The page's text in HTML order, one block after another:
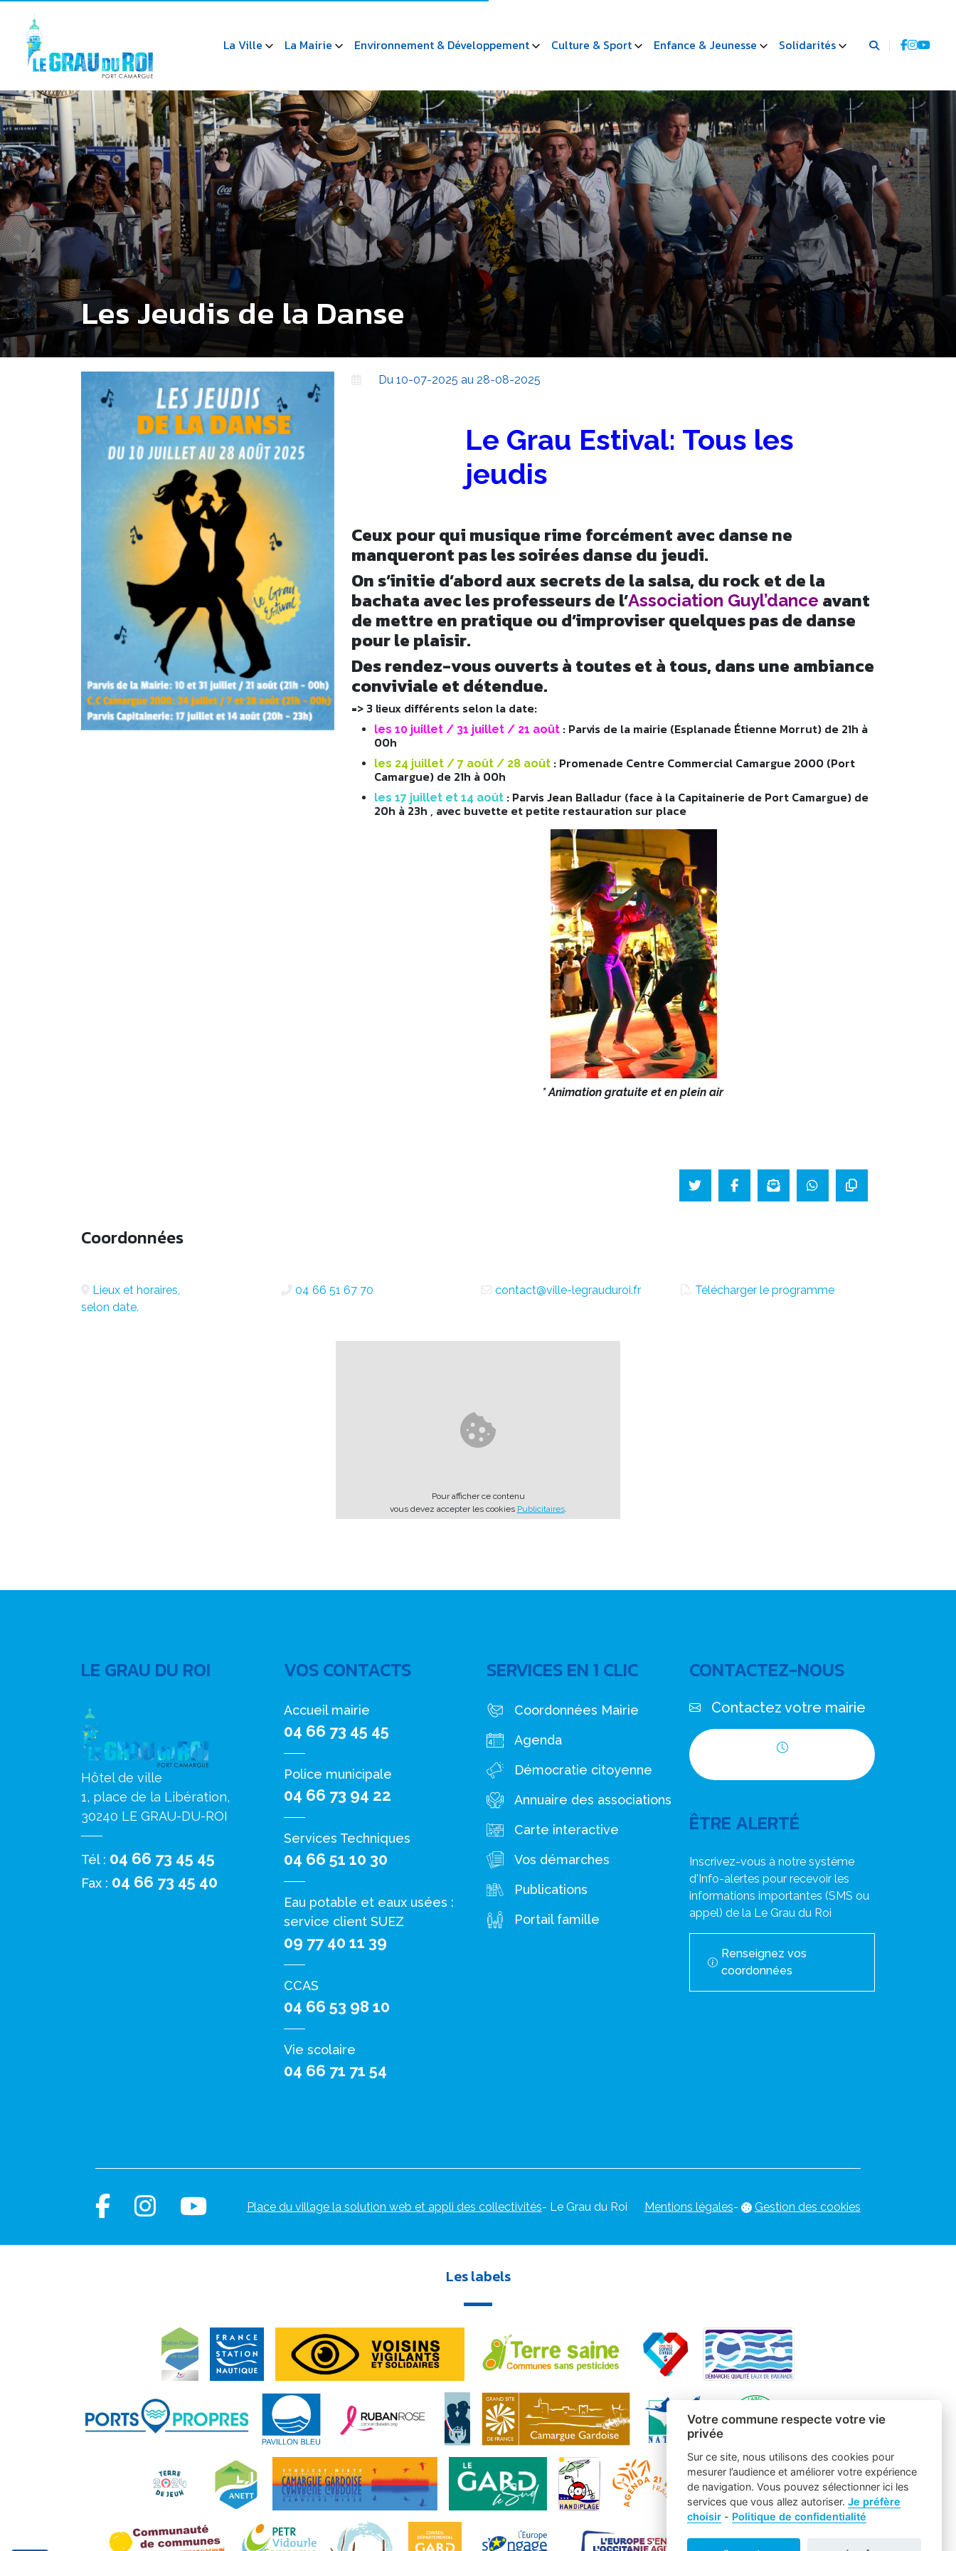
La Ville La Mairie Environnement & Développement Culture & Sport Enfance & Jeunesse Solidarités
Les Jeudis de la Danse
Du 10-07-2025 au 28-08-2025
Le Grau Estival: Tous les
jeudis
Ceux pour qui musique rime forcément avec danse ne
manqueront pas les soirées danse du jeudi.
On s’initie d’abord aux secrets de la salsa, du rock et de la
bachata avec les professeurs de l’Association Guyl’dance avant
de mettre en pratique ou d’improviser quelques pas de danse
pour le plaisir.
Des rendez-vous ouverts à toutes et à tous, dans une ambiance
conviviale et détendue.
=> 3 lieux différents selon la date:
les 10 juillet / 31 juillet / 21 août: Parvis de la mairie (Esplanade Étienne Morrut) de 21h à
00h
les 24 juillet / 7 août / 28 août: Promenade Centre Commercial Camargue 2000 (Port
Camargue) de 21h à 00h
les 17 juillet et 14 août : Parvis Jean Balladur (face à la Capitainerie de Port Camargue) de
20h à 23h , avec buvette et petite restauration sur place
* Animation gratuite et en plein air
Coordonnées
Lieux et horaires,
selon date.
04 66 51 67 70 contact@ville-legrauduroi.fr Télécharger le programme
Pour afficher ce contenu
vous devez accepter les cookies Publicitaires.
LE GRAU DU ROI
Hôtel de ville
1, place de la Libération,
30240 LE GRAU-DU-ROI
Tél : 04 66 73 45 45
Fax : 04 66 73 45 40
VOS CONTACTS
Accueil mairie
04 66 73 45 45
Police municipale
04 66 73 94 22
Services Techniques
04 66 51 10 30
Eau potable et eaux usées :
service client SUEZ
09 77 40 11 39
CCAS
04 66 53 98 10
Vie scolaire
04 66 71 71 54
SERVICES EN 1 CLIC
Coordonnées Mairie
Agenda
Démocratie citoyenne
Annuaire des associations
Carte interactive
Vos démarches
Publications
Portail famille
CONTACTEZ-NOUS
Contactez votre mairie
ÊTRE ALERTÉ
Inscrivez-vous à notre système
d'Info-alertes pour recevoir les
informations importantes (SMS ou
appel) de la Le Grau du Roi
Renseignez vos
coordonnées
Place du village la solution web et appli des collectivités- Le Grau du Roi Mentions légales- Gestion des cookies
Les labels
Votre commune respecte votre vie
privée
Sur ce site, nous utilisons des cookies pour
mesurer l’audience et améliorer votre expérience
de navigation. Vous pouvez sélectionner ici les
services que vous allez autoriser. Je préfère
choisir- Politique de confidentialité